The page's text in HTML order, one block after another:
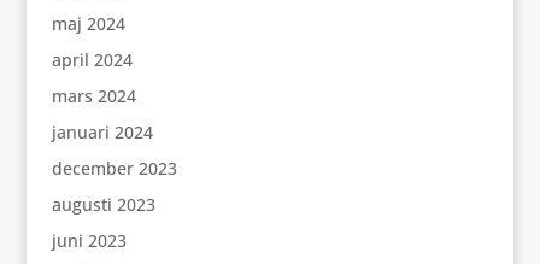
maj 2024
april 2024
mars 2024
januari 2024
december 2023
augusti 2023
juni 2023